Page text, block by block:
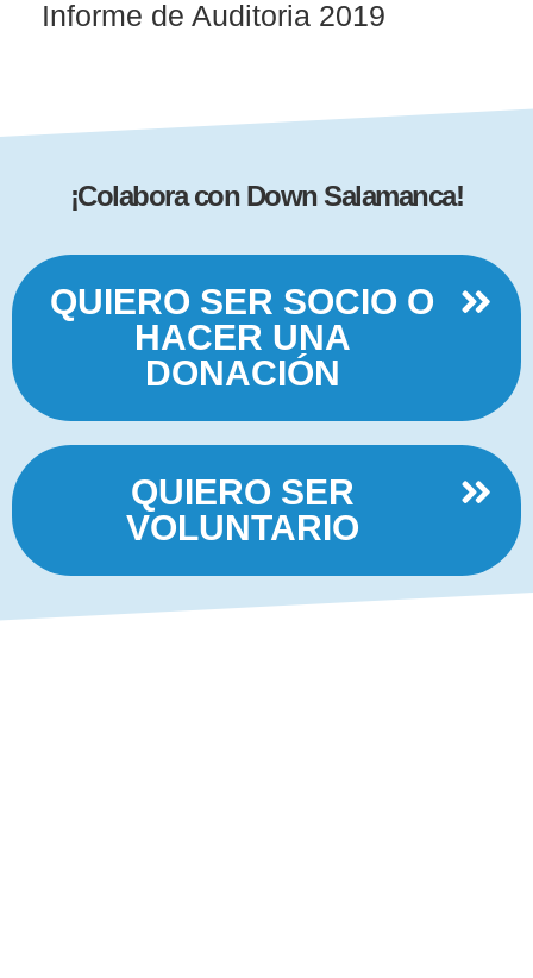
Informe de Auditoria 2019
¡Colabora con Down Salamanca!
QUIERO SER SOCIO O
HACER UNA
DONACIÓN
QUIERO SER
VOLUNTARIO